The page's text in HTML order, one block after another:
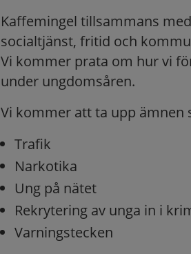
Kaffemingel tillsammans
socialtjänst, fritid och
Vi kommer prata om hur vi
under ungdomsåren.
Vi kommer att ta upp ämnen
Trafik
Narkotika
Ung på nätet
Rekrytering av unga in i
Varningstecken